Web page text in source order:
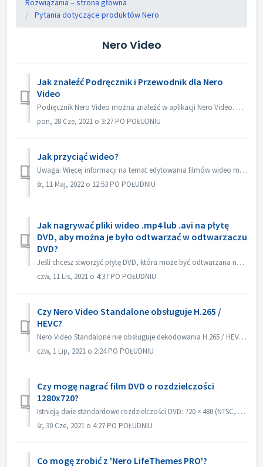
Rozwiązania – strona główna
Pytania dotyczące produktów Nero
Nero Video
Jak znaleźć Podręcznik i Przewodnik dla Nero
Video
Podręcznik Nero Video można znaleźć w aplikacji Nero Video. Otwórz aplikację Nero Video, kliknij KnowHow w prawym górnym rogu. W menu rozwijanym kliknij...
pon, 28 Cze, 2021 o 3:27 PO POŁUDNIU
Jak przyciąć wideo?
Uwaga: Więcej informacji na temat edytowania filmów wideo można znaleźć pod następującym łączem: Edytowanie filmów Kliknij poniższe łącze, aby uzyskać więc...
śr, 11 Maj, 2022 o 12:53 PO POŁUDNIU
Jak nagrywać pliki wideo .mp4 lub .avi na płytę
DVD, aby można je było odtwarzać w odtwarzaczu
DVD?
Jeśli chcesz stworzyć płytę DVD, która może być odtwarzana na odtwarzaczu DVD, musisz najpierw zapamiętać, jaki jest to format płyty. Istnieje zasadnicza ró...
czw, 11 Lis, 2021 o 4:37 PO POŁUDNIU
Czy Nero Video Standalone obsługuje H.265 /
HEVC?
Nero Video Standalone nie obsługuje dekodowania H.265 / HEVC. Dekodowanie H.265 / HEVC jest dostępne tylko w Nero Platinum Suite.
czw, 1 Lip, 2021 o 2:24 PO POŁUDNIU
Czy mogę nagrać film DVD o rozdzielczości
1280x720?
Istnieją dwie standardowe rozdzielczości DVD: 720 × 480 (NTSC, całkowita 345,600 pikseli) i 720 × 576 (PAL całkowita 414,720 pikseli), obie dostępne w propo...
śr, 30 Cze, 2021 o 4:27 PO POŁUDNIU
Co mogę zrobić z 'Nero LifeThemes PRO'?